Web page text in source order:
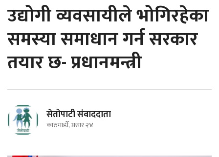
उद्योगी व्यवसायीले भोगिरहेका
समस्या समाधान गर्न सरकार
तयार छ- प्रधानमन्त्री
सेतोपाटी संवाददाता
काठमाडौँ, असार २४